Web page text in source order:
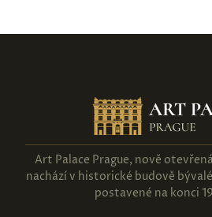
Art Palace Prague, nově
nachází v historické budově
postavené na konci